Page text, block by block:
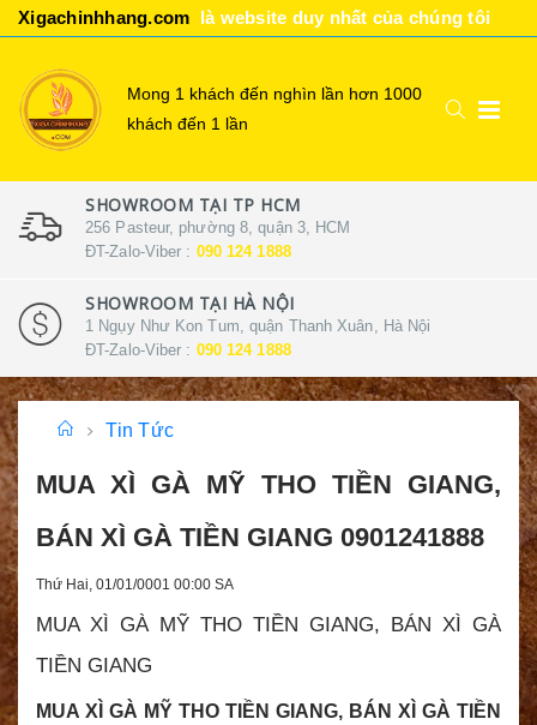
Xigachinhhang.com là website duy nhất của chúng tôi
Mong 1 khách đến nghìn lần hơn 1000
khách đến 1 lần
SHOWROOM TẠI TP HCM
256 Pasteur, phường 8, quận 3, HCM
ĐT-Zalo-Viber : 090 124 1888
SHOWROOM TẠI HÀ NỘI
1 Ngụy Như Kon Tum, quận Thanh Xuân, Hà Nội
ĐT-Zalo-Viber : 090 124 1888
Tin Tức
MUA XÌ GÀ MỸ THO TIỀN GIANG,
BÁN XÌ GÀ TIỀN GIANG 0901241888
Thứ Hai, 01/01/0001 00:00 SA
MUA XÌ GÀ MỸ THO TIỀN GIANG, BÁN XÌ GÀ
TIỀN GIANG
MUA XÌ GÀ MỸ THO TIỀN GIANG, BÁN XÌ GÀ TIỀN